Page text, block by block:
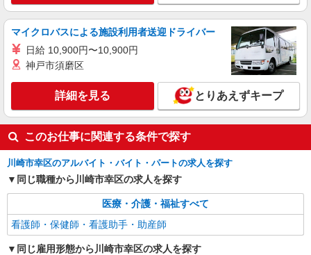
時給1550円〜2312円 ＜日払い有/週払い有/交
川崎市幸区 ＜最寄駅：矢向＞
キープ 詳細を見る
マイクロバスによる施設利用者送迎ドライバー
日給 10,900円〜10,900円
神戸市須磨区
詳細を見る とりあえずキープ
このお仕事に関連する条件で探す
川崎市幸区のアルバイト・バイト・パートの求人を探す
同じ職種から川崎市幸区の求人を探す
医療・介護・福祉すべて
看護師・保健師・看護助手・助産師
同じ雇用形態から川崎市幸区の求人を探す